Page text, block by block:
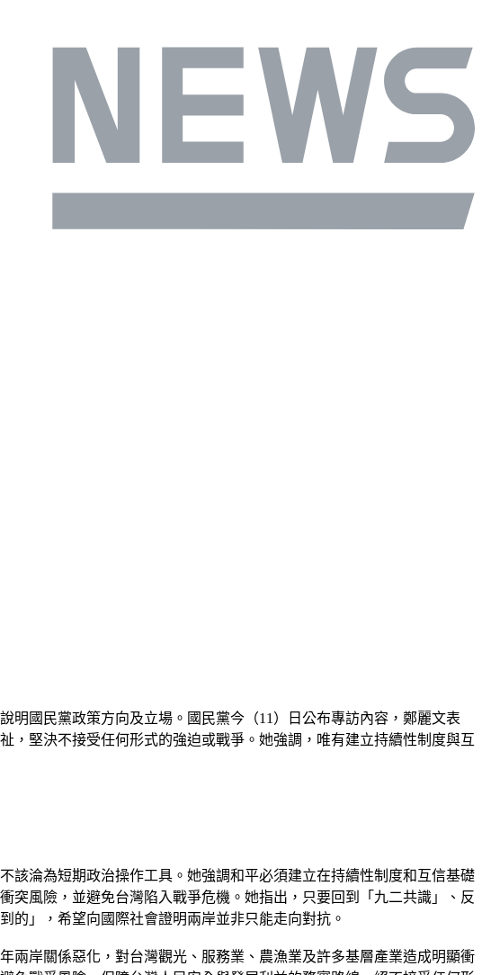
明國民黨政策方向及立場。國民黨今（11）日公布專訪內容，鄭麗文表
，堅決不接受任何形式的強迫或戰爭。她強調，唯有建立持續性制度與互
該淪為短期政治操作工具。她強調和平必須建立在持續性制度和互信基礎
突風險，並避免台灣陷入戰爭危機。她指出，只要回到「九二共識」、反
的」，希望向國際社會證明兩岸並非只能走向對抗。
兩岸關係惡化，對台灣觀光、服務業、農漁業及許多基層產業造成明顯衝